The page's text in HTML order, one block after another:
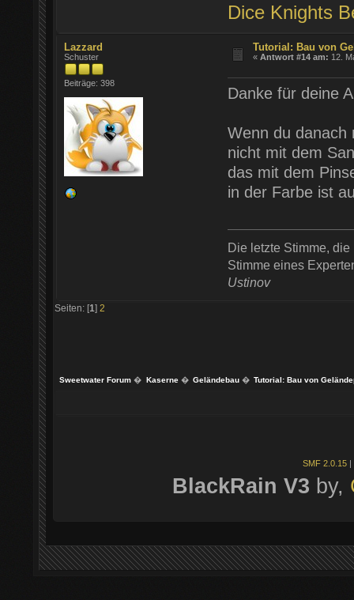
Dice Knights
Lazzard
Schuster
Beiträge: 398
Tutorial: Bau von
«Antwort #14 am: 12.
Danke für deine
Wenn du danach
nicht mit dem
das mit dem
in der Farbe ist
Die letzte Stimme,
Stimme eines
Ustinov
Seiten: [1] 2
Sweetwater Forum � Kaserne� Geländebau� Tutorial: Bau von
SMF 2.0.15
BlackRain V3 by,